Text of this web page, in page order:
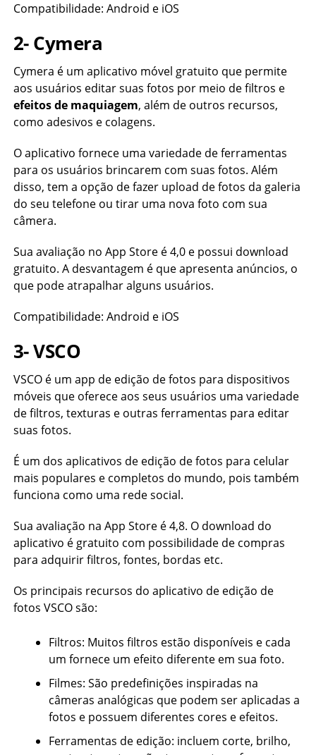
Compatibilidade: Android e iOS
2- Cymera
Cymera é um aplicativo móvel gratuito que permite
aos usuários editar suas fotos por meio de filtros e
efeitos de maquiagem, além de outros recursos,
como adesivos e colagens.
O aplicativo fornece uma variedade de ferramentas
para os usuários brincarem com suas fotos. Além
disso, tem a opção de fazer upload de fotos da galeria
do seu telefone ou tirar uma nova foto com sua
câmera.
Sua avaliação no App Store é 4,0 e possui download
gratuito. A desvantagem é que apresenta anúncios, o
que pode atrapalhar alguns usuários.
Compatibilidade: Android e iOS
3- VSCO
VSCO é um app de edição de fotos para dispositivos
móveis que oferece aos seus usuários uma variedade
de filtros, texturas e outras ferramentas para editar
suas fotos.
É um dos aplicativos de edição de fotos para celular
mais populares e completos do mundo, pois também
funciona como uma rede social.
Sua avaliação na App Store é 4,8. O download do
aplicativo é gratuito com possibilidade de compras
para adquirir filtros, fontes, bordas etc.
Os principais recursos do aplicativo de edição de
fotos VSCO são:
Filtros: Muitos filtros estão disponíveis e cada
um fornece um efeito diferente em sua foto.
Filmes: São predefinições inspiradas na
câmeras analógicas que podem ser aplicadas a
fotos e possuem diferentes cores e efeitos.
Ferramentas de edição: incluem corte, brilho,